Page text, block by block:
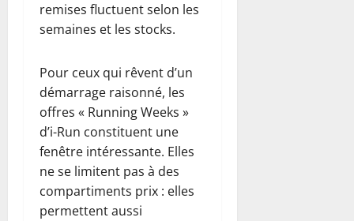
remises fluctuent selon les
semaines et les stocks.
Pour ceux qui rêvent d’un
démarrage raisonné, les
offres « Running Weeks »
d’i-Run constituent une
fenêtre intéressante. Elles
ne se limitent pas à des
compartiments prix : elles
permettent aussi